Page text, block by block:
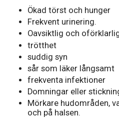
Ökad törst och hunger
Frekvent urinering.
Oavsiktlig och
trötthet
suddig syn
sår som läker långsamt
frekventa infektioner
Domningar eller
Mörkare hudområden,
och på halsen.